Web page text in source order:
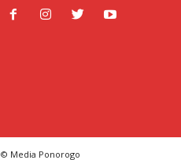
© Media Ponorogo